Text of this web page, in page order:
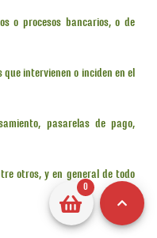
0
o procesos bancarios, o de
intervienen o inciden en el
pasarelas de pago,
otros, y en general de todo